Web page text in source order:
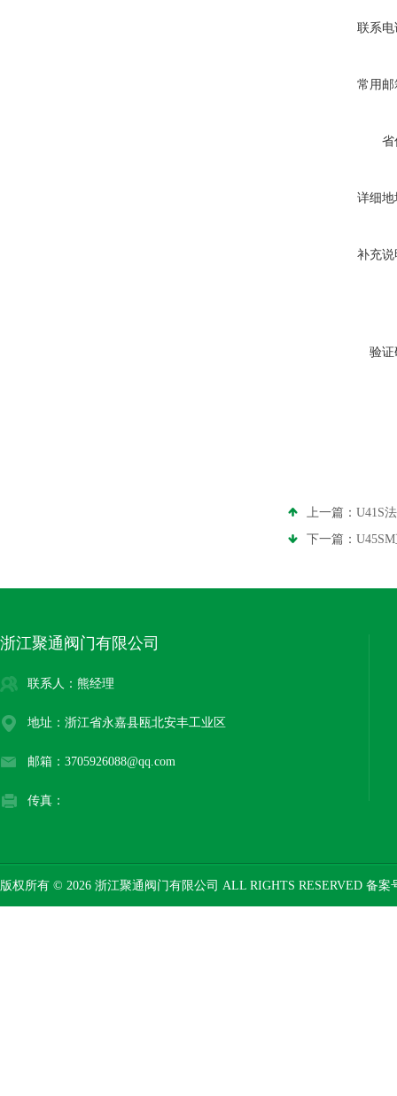
联系电
常用邮
省
详细地
补充说
验证
上一篇： U41S
下一篇：
浙江聚通阀门有限公司
联系人：熊经理
地址：浙江省永嘉县瓯北安丰工业区
邮箱：3705926088@qq.com
传真：
版权所有 © 2026 浙江聚通阀门有限公司 ALL RIGHTS RESERVED 备案